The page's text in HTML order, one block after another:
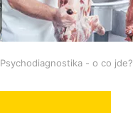
Psychodiagnostika - o co jde?